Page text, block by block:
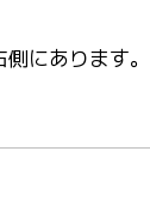
にあります。